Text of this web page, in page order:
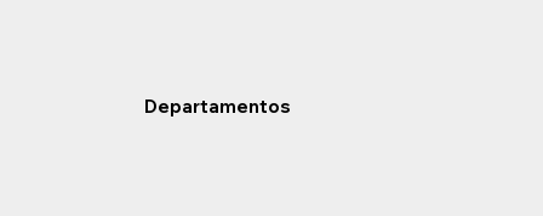
Departamentos